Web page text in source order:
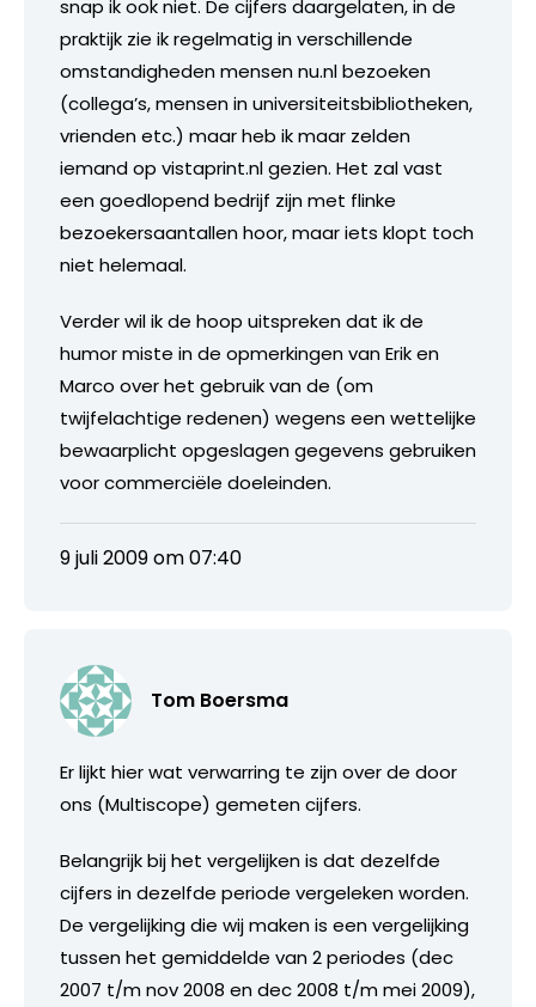
snap ik ook niet. De cijfers daargelaten, in de
praktijk zie ik regelmatig in verschillende
omstandigheden mensen nu.nl bezoeken
(collega’s, mensen in universiteitsbibliotheken,
vrienden etc.) maar heb ik maar zelden
iemand op vistaprint.nl gezien. Het zal vast
een goedlopend bedrijf zijn met flinke
bezoekersaantallen hoor, maar iets klopt toch
niet helemaal.
Verder wil ik de hoop uitspreken dat ik de
humor miste in de opmerkingen van Erik en
Marco over het gebruik van de (om
twijfelachtige redenen) wegens een wettelijke
bewaarplicht opgeslagen gegevens gebruiken
voor commerciële doeleinden.
9 juli 2009 om 07:40
Tom Boersma
Er lijkt hier wat verwarring te zijn over de door
ons (Multiscope) gemeten cijfers.
Belangrijk bij het vergelijken is dat dezelfde
cijfers in dezelfde periode vergeleken worden.
De vergelijking die wij maken is een vergelijking
tussen het gemiddelde van 2 periodes (dec
2007 t/m nov 2008 en dec 2008 t/m mei 2009),